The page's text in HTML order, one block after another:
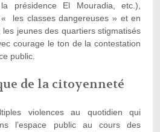
présidence El Mouradia, etc.),
les classes dangereuses » et en
les jeunes des quartiers stigmatisés
courage le ton de la contestation
public.
de la citoyenneté
violences au quotidien qui
l’espace public au cours des